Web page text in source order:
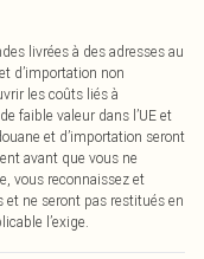
livrées à des adresses au
d’importation non
les coûts liés à
faible valeur dans l’UE et
et d’importation seront
avant que vous ne
vous reconnaissez et
ne seront pas restitués en
l’exige.